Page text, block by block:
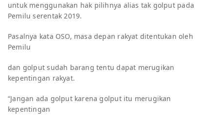
untuk menggunakan hak pilihnya alias tak golput pada
Pemilu serentak 2019.
Pasalnya kata OSO, masa depan rakyat ditentukan oleh
Pemilu
dan golput sudah barang tentu dapat merugikan
kepentingan rakyat.
“Jangan ada golput karena golput itu merugikan
kepentingan